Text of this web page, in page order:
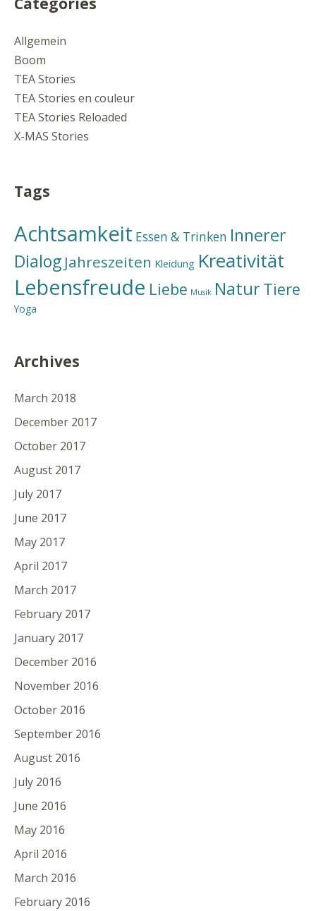
Allgemein
Boom
TEA Stories
TEA Stories en couleur
TEA Stories Reloaded
X-MAS Stories
Tags
Achtsamkeit Essen & Trinken Innerer
Dialog Jahreszeiten Kleidung Kreativität
Lebensfreude Liebe Musik NaturTiere
Yoga
Archives
March 2018
December 2017
October 2017
August 2017
July 2017
June 2017
May 2017
April 2017
March 2017
February 2017
January 2017
December 2016
November 2016
October 2016
September 2016
August 2016
July 2016
June 2016
May 2016
April 2016
March 2016
February 2016